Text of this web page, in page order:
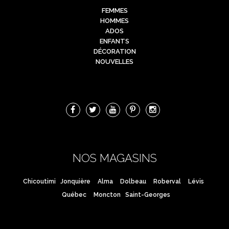
FEMMES
HOMMES
ADOS
ENFANTS
DÉCORATION
NOUVELLES
NOS MAGASINS
Chicoutimi Jonquière Alma Dolbeau Roberval
Lévis
Québec
Moncton Saint-Georges